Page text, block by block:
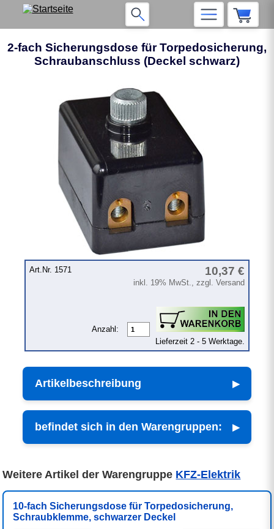
2-fach Sicherungsdose für Torpedosicherung,
Schraubanschluss (Deckel schwarz)
Art.Nr. 1571 10,37 €
inkl. 19% MwSt., zzgl. Versand
Anzahl:
Lieferzeit 2 - 5 Werktage.
Artikelbeschreibung
befindet sich in den Warengruppen:
Weitere Artikel der Warengruppe KFZ-Elektrik
10-fach Sicherungsdose für Torpedosicherung,
Schraubklemme, schwarzer Deckel